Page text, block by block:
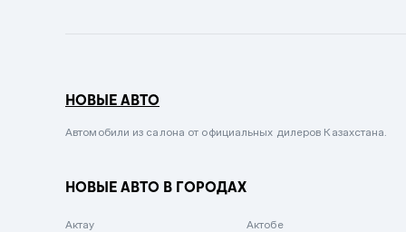
Сиреневый металлик
Вишневый
НОВЫЕ АВТО
Автомобили из салона от официальных дилеров Казахстана.
НОВЫЕ АВТО В ГОРОДАХ
Актау Актобе